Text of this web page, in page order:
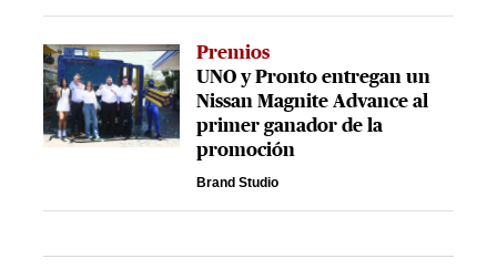
Premios
UNO y Pronto entregan un
Nissan Magnite Advance al
primer ganador de la
promoción
Brand Studio